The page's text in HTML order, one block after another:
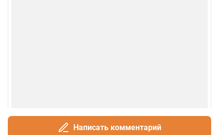
Написать комментарий